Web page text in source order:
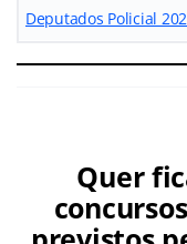
Deputados Policial
Quer